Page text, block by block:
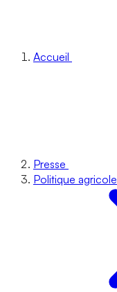
Accueil
Presse
Politique agricole